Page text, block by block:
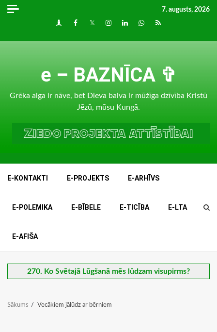
Skip
7. augusts, 2026
DraugiemFacebook
TwitterInstagram
LinkedInwhatsapp
RSS
e – BAZNĪCA ✞
Grēka alga ir nāve, bet Dieva balva ir mūžīga dzīvība Kristū
Jēzū, mūsu Kungā.
E-KONTAKTI E-PROJEKTS E-ARHĪVS
E-POLEMIKA E-BĪBELE E-TICĪBA E-LTA
E-AFIŠA
270. Ko Svētajā Lūgšanā mēs lūdzam visupirms?
Sākums Vecākiem jālūdz ar bērniem